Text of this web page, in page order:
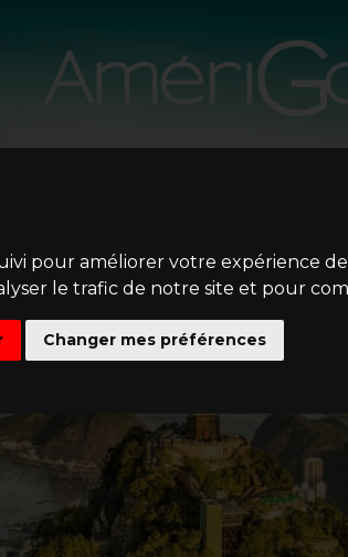
pour améliorer votre expérience
le trafic de notre site et pour
Changer mes préférences